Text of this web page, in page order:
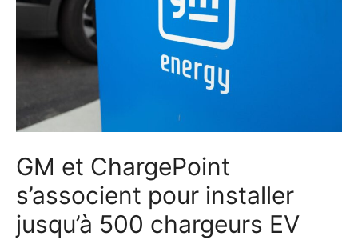
GM et ChargePoint
s’associent pour installer
jusqu’à 500 chargeurs EV